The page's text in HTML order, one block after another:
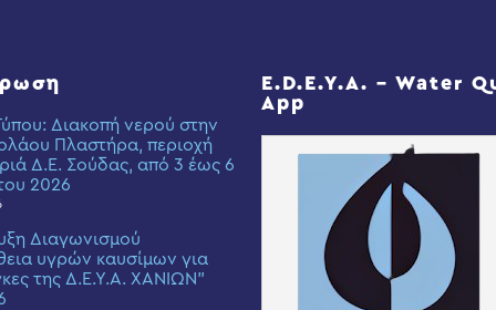
Διακοπή νερού στην
Πλαστήρα, περιοχή
Δ.Ε. Σούδας, από 3 έως 6
2026
Διαγωνισμού
υγρών καυσίμων για
της Δ.Ε.Υ.Α. ΧΑΝΙΩΝ”
E.D.E.Y.A. – Water
App